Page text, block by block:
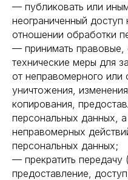
— публиковать или
неограниченный
отношении обработки
— принимать правовые,
технические меры для
от неправомерного или
уничтожения,
копирования,
персональных данных,
неправомерных
персональных данных;
— прекратить передачу
предоставление,